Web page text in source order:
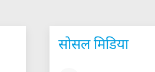
सोसल मिडिया